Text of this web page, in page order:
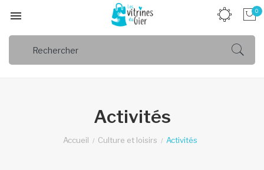
 0
Activités
Accueil Culture et loisirs Activités